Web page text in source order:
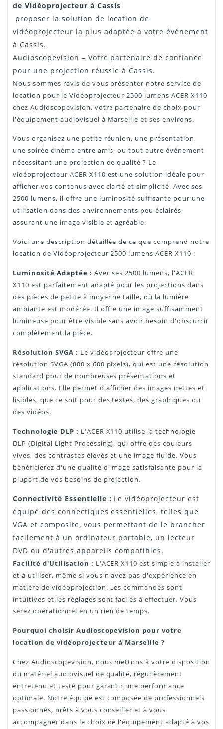
de Vidéoprojecteur à Cassis
proposer la solution de location de
vidéoprojecteur la plus adaptée à votre événement
à Cassis.
Audioscopevision – Votre partenaire de confiance
pour une projection réussie à Cassis.
Nous sommes ravis de vous présenter notre service de
location pour le Vidéoprojecteur 2500 lumens ACER X110
chez Audioscopevision, votre partenaire de choix pour
l'équipement audiovisuel à Marseille et ses environs.
Vous organisez une petite réunion, une présentation,
une soirée cinéma entre amis, ou tout autre événement
nécessitant une projection de qualité ? Le
vidéoprojecteur ACER X110 est une solution idéale pour
afficher vos contenus avec clarté et simplicité. Avec ses
2500 lumens, il offre une luminosité suffisante pour une
utilisation dans des environnements peu éclairés,
assurant une image visible et agréable.
Voici une description détaillée de ce que comprend notre
location de Vidéoprojecteur 2500 lumens ACER X110 :
Luminosité Adaptée : Avec ses 2500 lumens, l'ACER
X110 est parfaitement adapté pour les projections dans
des pièces de petite à moyenne taille, où la lumière
ambiante est modérée. Il offre une image suffisamment
lumineuse pour être visible sans avoir besoin d'obscurcir
complètement la pièce.
Résolution SVGA : Le vidéoprojecteur offre une
résolution SVGA (800 x 600 pixels), qui est une résolution
standard pour de nombreuses présentations et
applications. Elle permet d'afficher des images nettes et
lisibles, que ce soit pour des textes, des graphiques ou
des vidéos.
Technologie DLP : L'ACER X110 utilise la technologie
DLP (Digital Light Processing), qui offre des couleurs
vives, des contrastes élevés et une image fluide. Vous
bénéficierez d'une qualité d'image satisfaisante pour la
plupart de vos besoins de projection.
Connectivité Essentielle : Le vidéoprojecteur est
équipé des connectiques essentielles, telles que
VGA et composite, vous permettant de le brancher
facilement à un ordinateur portable, un lecteur
DVD ou d'autres appareils compatibles.
Facilité d'Utilisation : L'ACER X110 est simple à installer
et à utiliser, même si vous n'avez pas d'expérience en
matière de vidéoprojection. Les commandes sont
intuitives et les réglages sont faciles à effectuer. Vous
serez opérationnel en un rien de temps.
Pourquoi choisir Audioscopevision pour votre
location de vidéoprojecteur à Marseille ?
Chez Audioscopevision, nous mettons à votre disposition
du matériel audiovisuel de qualité, régulièrement
entretenu et testé pour garantir une performance
optimale. Notre équipe est composée de professionnels
passionnés, prêts à vous conseiller et à vous
accompagner dans le choix de l'équipement adapté à vos